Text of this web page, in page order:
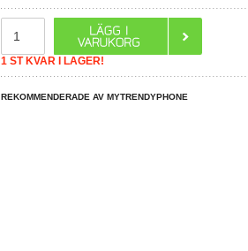
1 ST KVAR I LAGER!
REKOMMENDERADE AV MYTRENDYPHONE